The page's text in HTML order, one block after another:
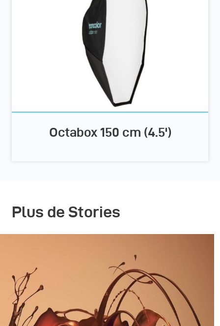
Octabox 150 cm (4.5')
Plus de Stories